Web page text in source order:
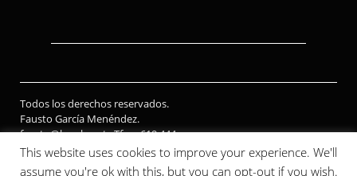
Todos los derechos reservados.
Fausto García Menéndez.
fausto@lapola.net . Tfno: 619 444
526
This website uses cookies to improve your experience. We'll
assume you're ok with this, but you can opt-out if you wish.